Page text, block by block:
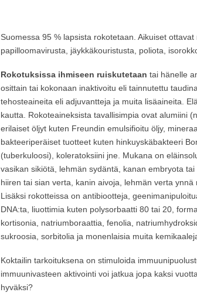
Suomessa 95 % lapsista rokotetaan. Aikuiset
papilloomavirusta, jäykkäkouristusta, poliota,
Rokotuksissa ihmiseen ruiskutetaan tai hänelle
osittain tai kokonaan inaktivoitu eli tainnutettu
tehosteaineita eli adjuvantteja ja muita lisäaineita.
kautta. Rokoteaineksista tavallisimpia ovat alumiini
erilaiset öljyt kuten Freundin emulsifioitu öljy,
bakteeriperäiset tuotteet kuten hinkuyskäbakteeri
(tuberkuloosi), koleratoksiini jne. Mukana on
vasikan sikiötä, lehmän sydäntä, kanan embryota
hiiren tai sian verta, kanin aivoja, lehmän verta ynnä
Lisäksi rokotteissa on antibiootteja,
DNA:ta, liuottimia kuten polysorbaatti 80 tai 20,
kortisonia, natriumboraattia, fenolia,
sukroosia, sorbitolia ja monenlaisia muita
Koktailin tarkoituksena on stimuloida
immuunivasteen aktivointi voi jatkua jopa kaksi
hyväksi?